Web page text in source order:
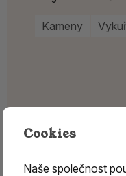
Kameny
Cookies
Naše společnost